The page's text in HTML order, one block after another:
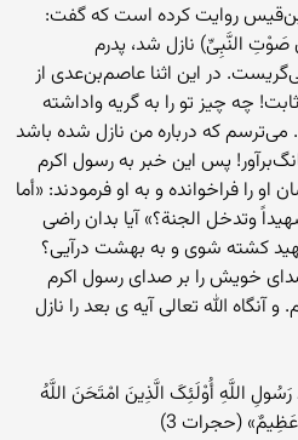
روایت‌ کرده‌ است‌ که‌ گفت:
صَوْتِ النَّبِیِّ) نازل‌ شد، پدرم
در این‌ اثنا عاصم‌بن‌عدی‌ از
چه‌ چیز تو را به‌ گریه‌ واداشته‌
که‌ درباره‌ من‌ نازل‌ شده‌ باشد
پس‌ این‌ خبر به‌ رسول‌ اکرم‌
را فراخوانده‌ و به‌ او فرمودند: «أما
وتدخل‌ الجنة‌؟» آیا بدان‌ راضی‌
کشته‌ شوی‌ و به‌ بهشت‌ درآیی‌؟
خویش‌ را بر صدای‌ رسول‌ اکرم‌
آنگاه الله تعالی آیه ی بعد را نازل
اللَّهِ أُوْلَئِکَ الَّذِینَ امْتَحَنَ اللَّهُ
(حجرات 3)